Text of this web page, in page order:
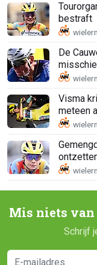
bestraft
De
Visma
meteen
Mis niets
Schrijf